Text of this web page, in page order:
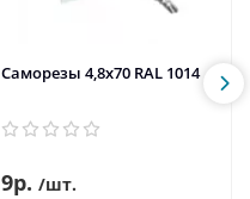
Саморезы 4,8х70 RAL 1014
9р. /шт.